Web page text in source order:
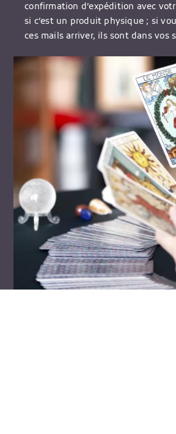
confirmation d’expédition avec
si c’est un produit physique ; si
ces mails arriver, ils sont dans vos